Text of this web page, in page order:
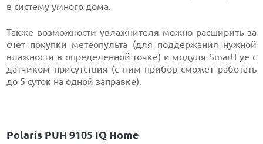
в систему умного дома.
Также возможности увлажнителя можно расширить за
счет покупки метеопульта (для поддержания нужной
влажности в определенной точке) и модуля SmartEye с
датчиком присутствия (с ним прибор сможет работать
до 5 суток на одной заправке).
Polaris PUH 9105 IQ Home